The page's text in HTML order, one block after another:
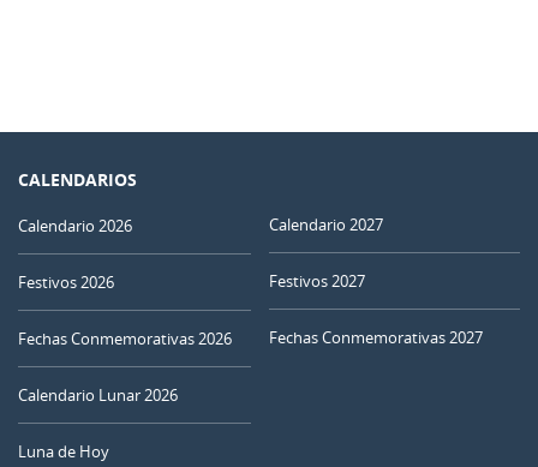
CALENDARIOS
Calendario 2026
Festivos 2026
Fechas Conmemorativas 2026
Calendario Lunar 2026
Luna de Hoy
Calendario 2027
Festivos 2027
Fechas Conmemorativas 2027